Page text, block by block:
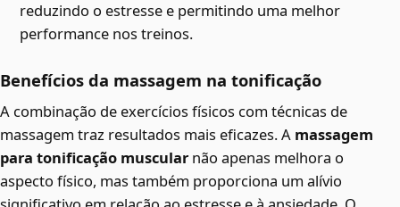
reduzindo o estresse e permitindo uma melhor
performance nos treinos.
Benefícios da massagem na tonificação
A combinação de exercícios físicos com técnicas de
massagem traz resultados mais eficazes. A massagem
para tonificação muscular não apenas melhora o
aspecto físico, mas também proporciona um alívio